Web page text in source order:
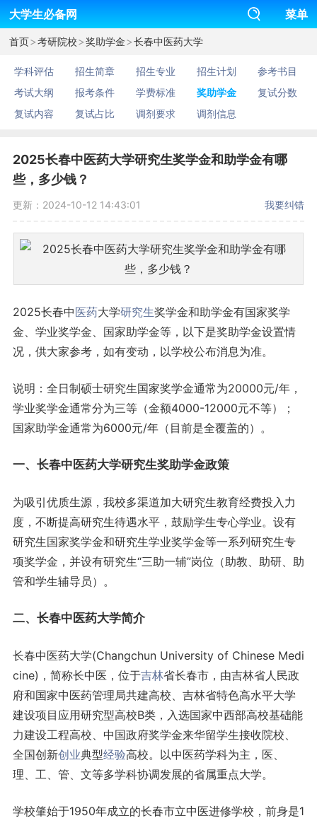
大学生必备网 菜单
首页>考研院校>奖助学金>长春中医药大学
学科评估 招生简章 招生专业 招生计划
参考书目
考试大纲
报考条件 学费标准 奖助学金
复试分数
复试内容
复试占比 调剂要求 调剂信息
2025长春中医药大学研究生奖学金和助学金有哪
些，多少钱？
更新：2024-10-12 14:43:01 我要纠错
2025长春中医药大学研究生奖学金和助学金有国家奖学
金、学业奖学金、国家助学金等，以下是奖助学金设置情
况，供大家参考，如有变动，以学校公布消息为准。
说明：全日制硕士研究生国家奖学金通常为20000元/年，
学业奖学金通常分为三等（金额4000-12000元不等）；
国家助学金通常为6000元/年（目前是全覆盖的）。
一、长春中医药大学研究生奖助学金政策
为吸引优质生源，我校多渠道加大研究生教育经费投入力
度，不断提高研究生待遇水平，鼓励学生专心学业。设有
研究生国家奖学金和研究生学业奖学金等一系列研究生专
项奖学金，并设有研究生“三助一辅”岗位（助教、助研、助
管和学生辅导员）。
二、长春中医药大学简介
长春中医药大学(Changchun University of Chinese Medi
cine)，简称长中医，位于吉林省长春市，由吉林省人民政
府和国家中医药管理局共建高校、吉林省特色高水平大学
建设项目应用研究型高校B类，入选国家中西部高校基础能
力建设工程高校、中国政府奖学金来华留学生接收院校、
全国创新创业典型经验高校。以中医药学科为主，医、
理、工、管、文等多学科协调发展的省属重点大学。
学校肇始于1950年成立的长春市立中医进修学校，前身是1